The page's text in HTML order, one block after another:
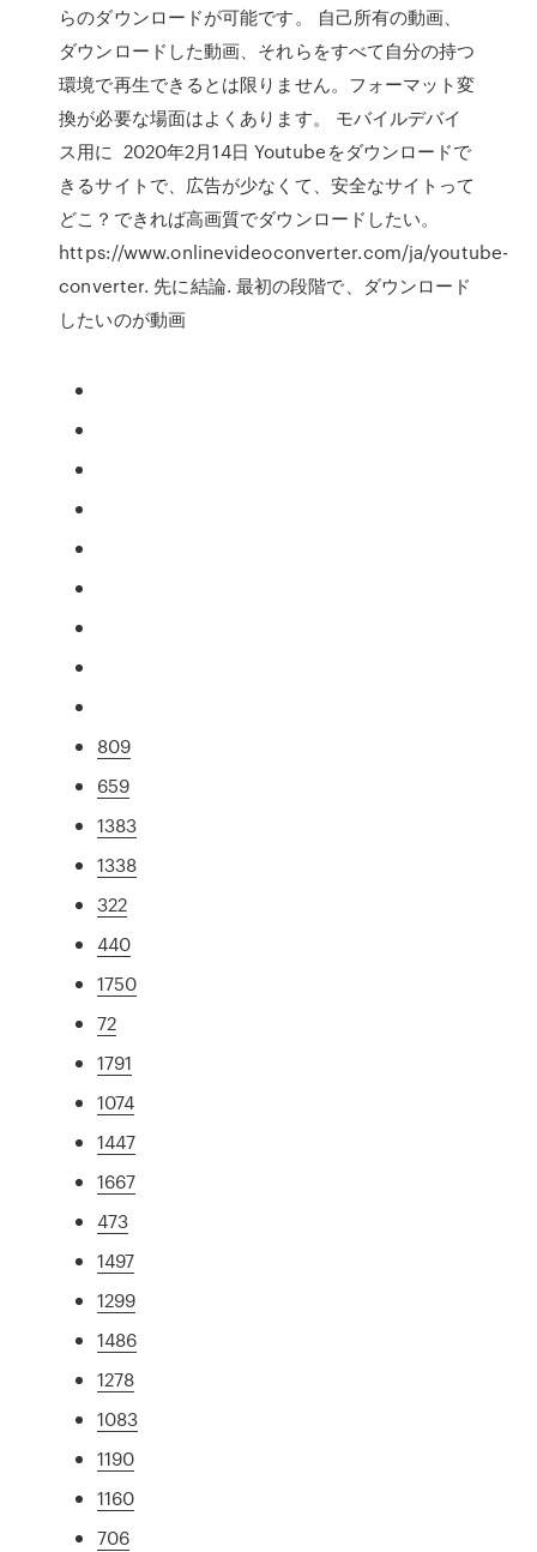
らのダウンロードが可能です。 自己所有の動画、
ダウンロードした動画、それらをすべて自分の持つ
環境で再生できるとは限りません。フォーマット変
換が必要な場面はよくあります。 モバイルデバイ
ス用に 2020年2月14日 Youtubeをダウンロードで
きるサイトで、広告が少なくて、安全なサイトって
どこ？できれば高画質でダウンロードしたい。
https://www.onlinevideoconverter.com/ja/youtube-
converter. 先に結論. 最初の段階で、ダウンロード
したいのが動画
809
659
1383
1338
322
440
1750
72
1791
1074
1447
1667
473
1497
1299
1486
1278
1083
1190
1160
706